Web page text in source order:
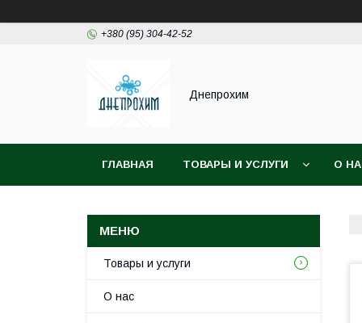
+380 (95) 304-42-52
Днепрохим
ГЛАВНАЯ ТОВАРЫ И УСЛУГИ О
Товары и услуги
О нас